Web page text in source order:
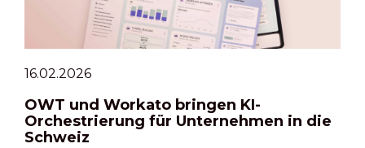
16.02.2026
OWT und Workato bringen KI-
Orchestrierung für Unternehmen in die
Schweiz